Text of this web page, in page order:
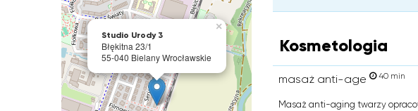
Studio Urody 3
Błękitna 23/1
55-040 Bielany Wrocławskie
×
Kosmetologia
masaż anti-age 40 min
Masaż anti-aging twarzy